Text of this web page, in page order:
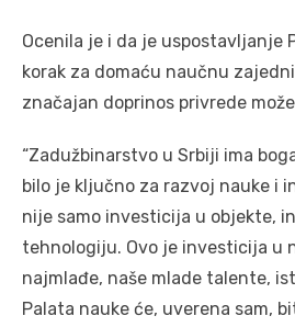
Ocenila je i da je uspostavljanje
korak za domaću naučnu
značajan doprinos privrede
“Zadužbinarstvo u Srbiji ima
bilo je ključno za razvoj nauke i
nije samo investicija u objekte,
tehnologiju. Ovo je investicija u
najmlađe, naše mlade talente,
Palata nauke će, uverena sam,